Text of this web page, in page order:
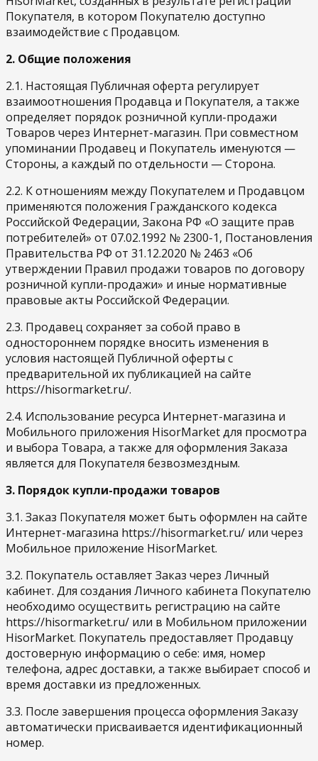
Покупателя, в котором Покупателю доступно
взаимодействие с Продавцом.
2. Общие положения
2.1. Настоящая Публичная оферта регулирует
взаимоотношения Продавца и Покупателя, а также
определяет порядок розничной купли-продажи
Товаров через Интернет-магазин. При совместном
упоминании Продавец и Покупатель именуются —
Стороны, а каждый по отдельности — Сторона.
2.2. К отношениям между Покупателем и Продавцом
применяются положения Гражданского кодекса
Российской Федерации, Закона РФ «О защите прав
потребителей» от 07.02.1992 № 2300-1, Постановления
Правительства РФ от 31.12.2020 № 2463 «Об
утверждении Правил продажи товаров по договору
розничной купли-продажи» и иные нормативные
правовые акты Российской Федерации.
2.3. Продавец сохраняет за собой право в
одностороннем порядке вносить изменения в
условия настоящей Публичной оферты с
предварительной их публикацией на сайте
https://hisormarket.ru/.
2.4. Использование ресурса Интернет-магазина и
Мобильного приложения HisorMarket для просмотра
и выбора Товара, а также для оформления Заказа
является для Покупателя безвозмездным.
3. Порядок купли-продажи товаров
3.1. Заказ Покупателя может быть оформлен на сайте
Интернет-магазина https://hisormarket.ru/ или через
Мобильное приложение HisorMarket.
3.2. Покупатель оставляет Заказ через Личный
кабинет. Для создания Личного кабинета Покупателю
необходимо осуществить регистрацию на сайте
https://hisormarket.ru/ или в Мобильном приложении
HisorMarket. Покупатель предоставляет Продавцу
достоверную информацию о себе: имя, номер
телефона, адрес доставки, а также выбирает способ и
время доставки из предложенных.
3.3. После завершения процесса оформления Заказу
автоматически присваивается идентификационный
номер.